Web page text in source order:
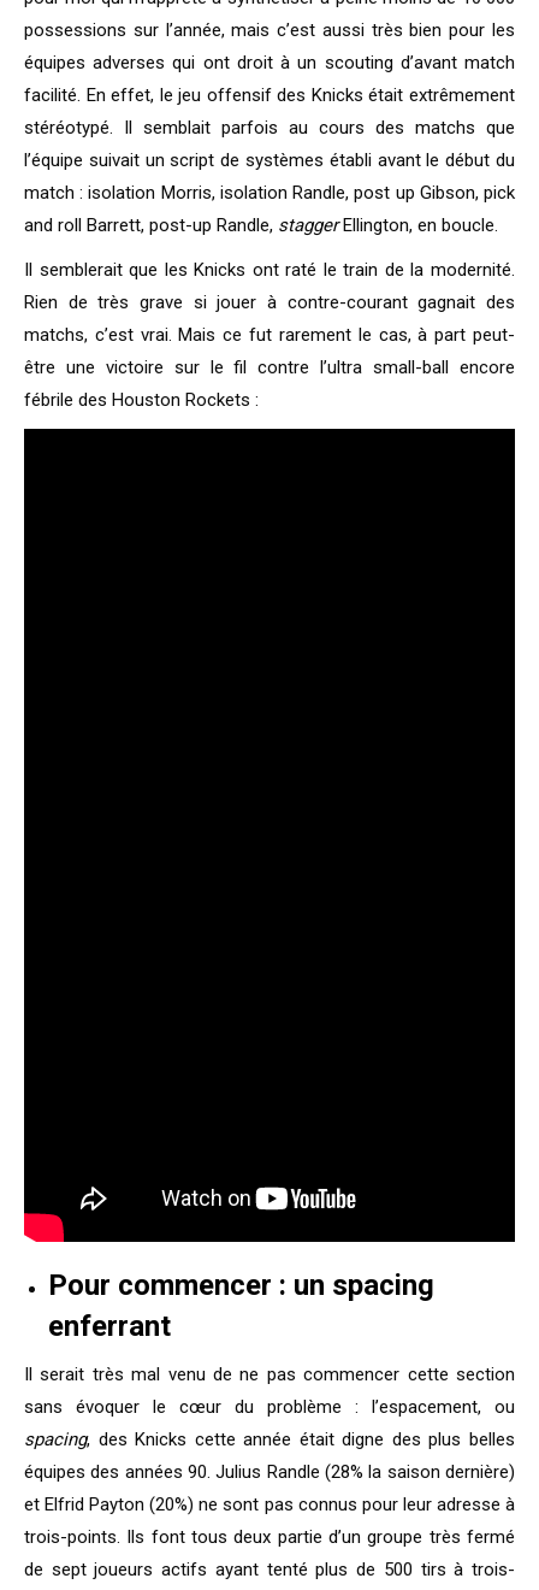
possessions sur l’année, mais c’est aussi très bien pour les
équipes adverses qui ont droit à un scouting d’avant match
facilité. En effet, le jeu offensif des Knicks était extrêmement
stéréotypé. Il semblait parfois au cours des matchs que
l’équipe suivait un script de systèmes établi avant le début du
match : isolation Morris, isolation Randle, post up Gibson, pick
and roll Barrett, post-up Randle, staggerEllington, en boucle.
Il semblerait que les Knicks ont raté le train de la modernité.
Rien de très grave si jouer à contre-courant gagnait des
matchs, c’est vrai. Mais ce fut rarement le cas, à part peut-
être une victoire sur le fil contre l’ultra small-ball encore
fébrile des Houston Rockets :
Pour commencer : un spacing
enferrant
Il serait très mal venu de ne pas commencer cette section
sans évoquer le cœur du problème : l’espacement, ou
spacing, des Knicks cette année était digne des plus belles
équipes des années 90. Julius Randle (28% la saison dernière)
et Elfrid Payton (20%) ne sont pas connus pour leur adresse à
trois-points. Ils font tous deux partie d’un groupe très fermé
de sept joueurs actifs ayant tenté plus de 500 tirs à trois-